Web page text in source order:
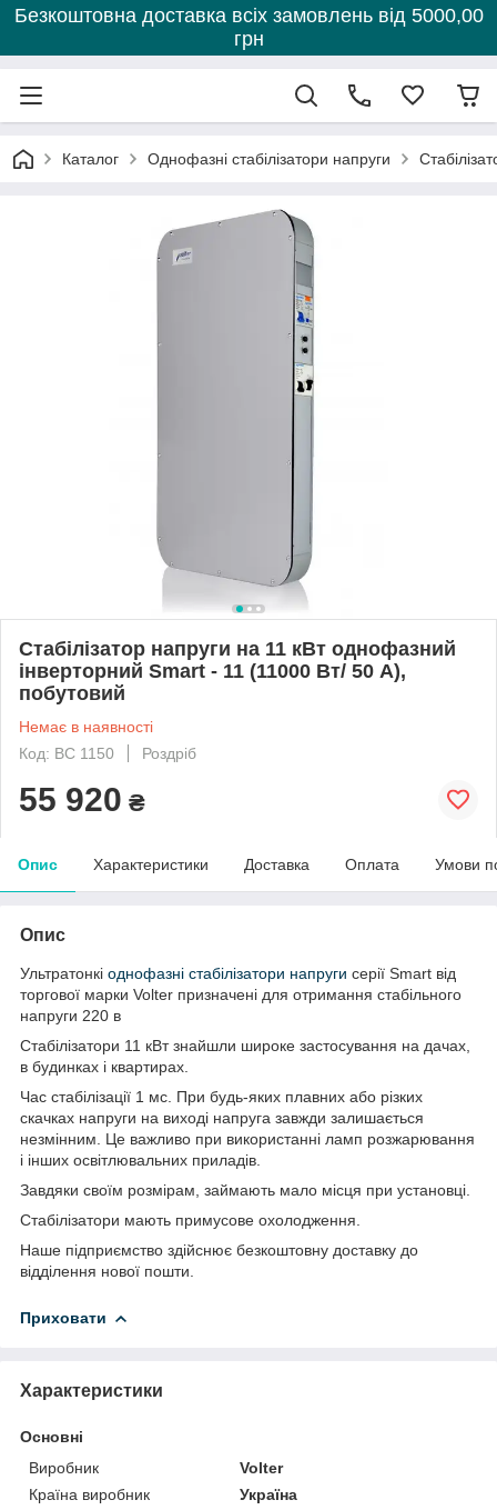
Безкоштовна доставка всіх замовлень від 5000,00
грн
Каталог Однофазні стабілізатори напруги
Стабілізатор напруги на 11 кВт однофазний
інверторний Smart - 11 (11000 Вт/ 50 А),
побутовий
Немає в наявності
Код: ВС 1150
Роздріб
55 920 ₴
Опис Характеристики Доставка Оплата Умови
Опис
Ультратонкі однофазні стабілізатори напруги серії Smart від
торгової марки Volter призначені для отримання стабільного
напруги 220 в
Стабілізатори 11 кВт знайшли широке застосування на дачах,
в будинках і квартирах.
Час стабілізації 1 мс. При будь-яких плавних або різких
скачках напруги на виході напруга завжди залишається
незмінним. Це важливо при використанні ламп розжарювання
і інших освітлювальних приладів.
Завдяки своїм розмірам, займають мало місця при установці.
Стабілізатори мають примусове охолодження.
Наше підприємство здійснює безкоштовну доставку до
відділення нової пошти.
Приховати
Характеристики
Основні
Виробник
Volter
Країна виробник
Україна